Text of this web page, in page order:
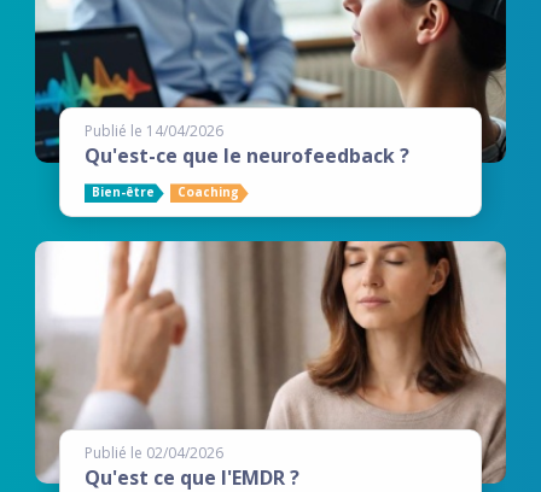
Publié le 14/04/2026
Qu'est-ce que le neurofeedback ?
Bien-être Coaching
Publié le 02/04/2026
Qu'est ce que l'EMDR ?